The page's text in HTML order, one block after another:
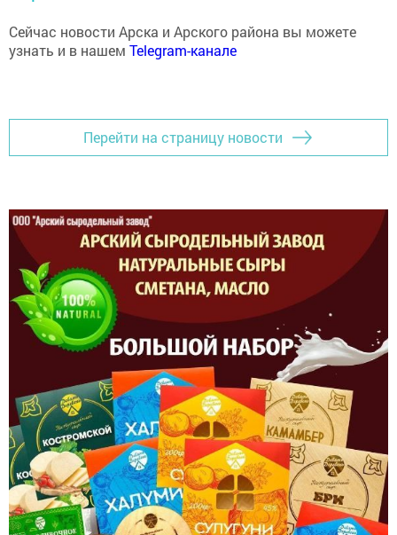
узнать и в нашемTelegram-канале
Перейти на страницу новости